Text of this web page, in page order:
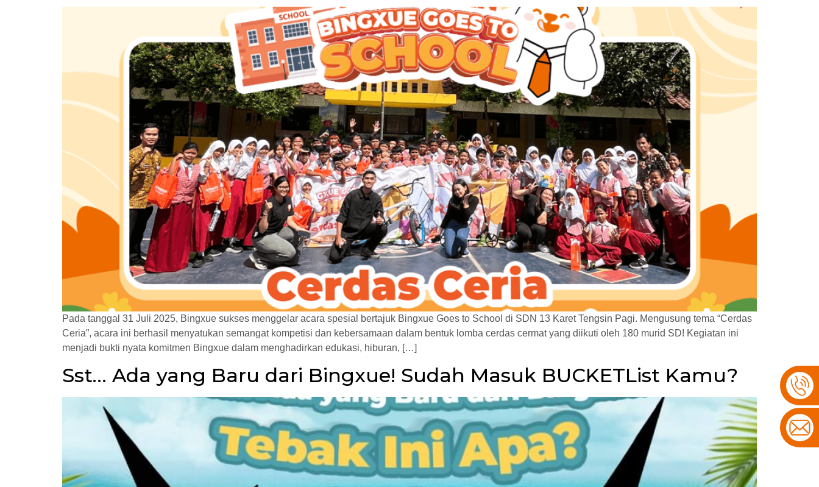
Pada tanggal 31 Juli 2025, Bingxue sukses menggelar acara spesial bertajuk Bingxue Goes to School di SDN 13 Karet Tengsin Pagi. Mengusung tema “Cerdas
Ceria”, acara ini berhasil menyatukan semangat kompetisi dan kebersamaan dalam bentuk lomba cerdas cermat yang diikuti oleh 180 murid SD! Kegiatan ini
menjadi bukti nyata komitmen Bingxue dalam menghadirkan edukasi, hiburan, […]
Sst… Ada yang Baru dari Bingxue! Sudah Masuk BUCKETList Kamu?